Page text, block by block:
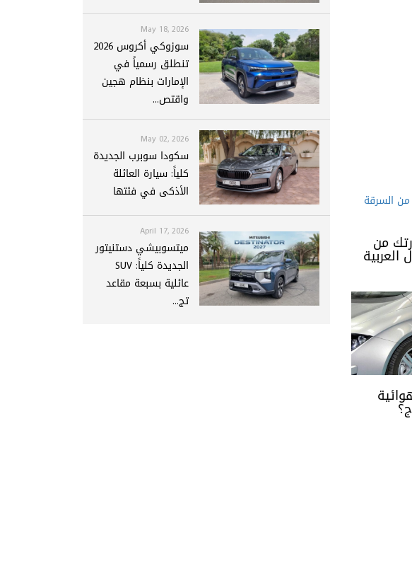
من
May 18, 2026
سوزوكي أكروس 2026
تنطلق رسمياً في
الإمارات بنظام هجين
واقتص...
May 02, 2026
سكودا سوبرب الجديدة
كلياً: سيارة العائلة
الأذكى في فئتها
April 17, 2026
ميتسوبيشي دستنيتور
الجديدة كلياً: SUV
عائلية بسبعة مقاعد
تج...